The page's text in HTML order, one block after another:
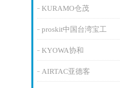
KURAMO仓茂
proskit中国台湾宝工
KYOWA协和
AIRTAC亚德客